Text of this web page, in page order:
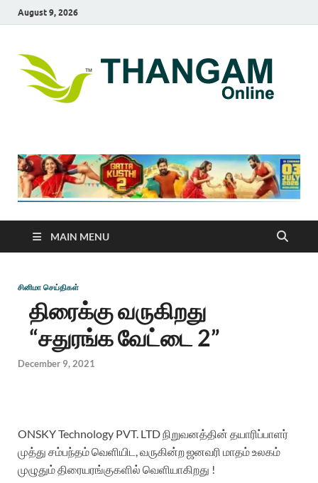
August 9, 2026
MAIN MENU
சினிமா செய்திகள்
திரைக்கு வருகிறது
“சதுரங்க வேட்டை 2”
December 9, 2021
ONSKY Technology PVT. LTD நிறுவனத்தின் தயாரிப்பாளர்
முத்து சம்பந்தம் வெளியிட, வருகின்ற ஜனவரி மாதம் உலகம்
முழுதும் திரையரங்குகளில் வெளியாகிறது !